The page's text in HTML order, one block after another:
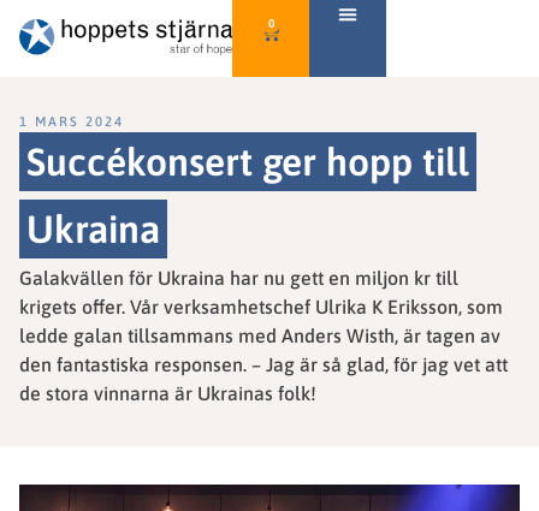
0
1 MARS 2024
Succékonsert ger hopp till
Ukraina
Galakvällen för Ukraina har nu gett en miljon kr till
krigets offer. Vår verksamhetschef Ulrika K Eriksson, som
ledde galan tillsammans med Anders Wisth, är tagen av
den fantastiska responsen. – Jag är så glad, för jag vet att
de stora vinnarna är Ukrainas folk!